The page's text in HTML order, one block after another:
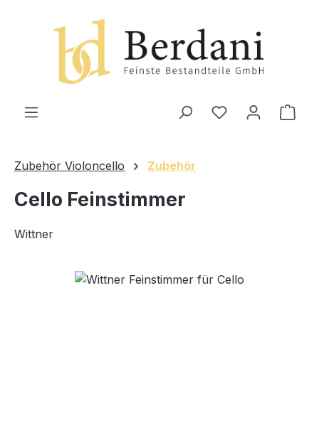
Zubehör Violoncello Zubehör
Cello Feinstimmer
Wittner
Bildergalerie überspringen